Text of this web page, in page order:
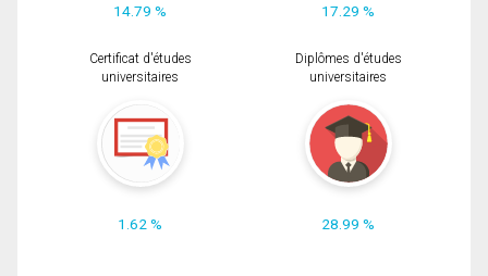
14.79 % 17.29 %
Certificat d'études
universitaires
1.62 %
Diplômes d'études
universitaires
28.99 %